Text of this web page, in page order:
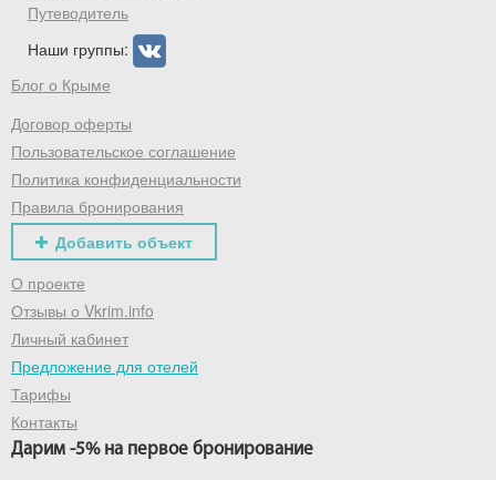
Путеводитель
Наши группы:
Блог о Крыме
Договор оферты
Пользовательское соглашение
Политика конфиденциальности
Правила бронирования
Добавить объект
О проекте
Отзывы о Vkrim.info
Личный кабинет
Предложение для отелей
Тарифы
Контакты
Дарим -5% на первое бронирование